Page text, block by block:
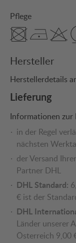
Pflege
Hersteller
Herstellerdetails
Lieferung
Informationen zur
in der Regel
nächsten
der Versand
Partner DHL
DHL Standard:
€ ist der
DHL
Länder unserer
Österreich 9,00